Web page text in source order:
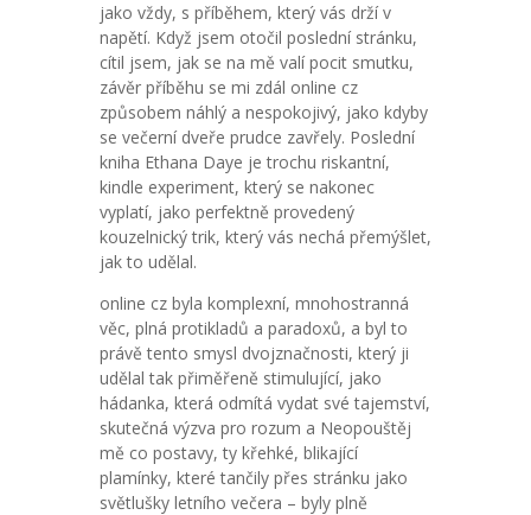
jako vždy, s příběhem, který vás drží v
napětí. Když jsem otočil poslední stránku,
cítil jsem, jak se na mě valí pocit smutku,
závěr příběhu se mi zdál online cz
způsobem náhlý a nespokojivý, jako kdyby
se večerní dveře prudce zavřely. Poslední
kniha Ethana Daye je trochu riskantní,
kindle experiment, který se nakonec
vyplatí, jako perfektně provedený
kouzelnický trik, který vás nechá přemýšlet,
jak to udělal.
online cz byla komplexní, mnohostranná
věc, plná protikladů a paradoxů, a byl to
právě tento smysl dvojznačnosti, který ji
udělal tak přiměřeně stimulující, jako
hádanka, která odmítá vydat své tajemství,
skutečná výzva pro rozum a Neopouštěj
mě co postavy, ty křehké, blikající
plamínky, které tančily přes stránku jako
světlušky letního večera – byly plně